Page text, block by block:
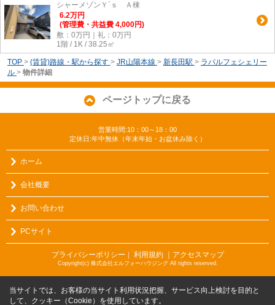
シャーメゾンＹ´ｓ Ａ棟
6.2万円
(管理費・共益費 4,000円)
敷：0万円｜礼：0万円
1階 / 1K / 38.25㎡
TOP > (賃貸)路線・駅から探す > JR山陽本線 > 新長田駅 > ラパルフェシェリー
ル > 物件詳細
ページトップに戻る
営業時間:10：00～18：00
定休日:年中無休（年末年始・お盆休み除く）
ホーム
会社概要
お問い合わせ
PCサイト
プライバシーポリシー ｜ 利用規約 ｜アクセスマップ
Copyright(c) 株式会社エルフォーハウジング All rights reserved.
当サイトでは、お客様の当サイト利用状況把握、サービス向上検討を目的と
して、クッキー（Cookie）を使用しています。